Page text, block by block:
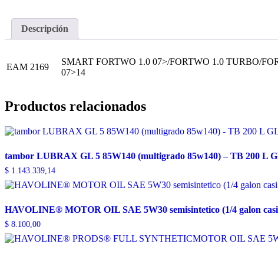
Descripción
EAM 2169
SMART FORTWO 1.0 07>/FORTWO 1.0 TURBO/
07>14
Productos relacionados
tambor LUBRAX GL 5 85W140 (multigrado 85w140) – TB 200 L
$ 1.143.339,14
HAVOLINE® MOTOR OIL SAE 5W30 semisintetico (1/4 galon
$ 8.100,00